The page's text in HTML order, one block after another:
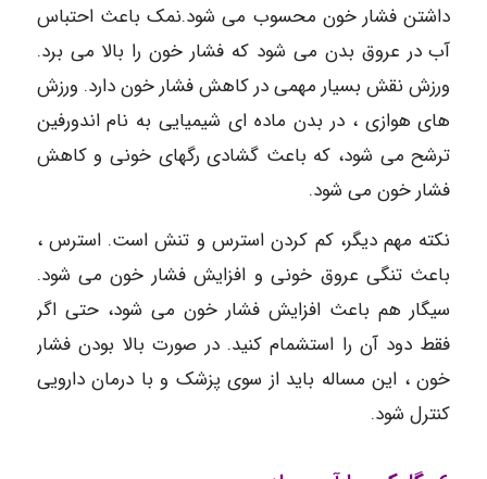
داشتن فشار خون محسوب می شود.نمک باعث احتباس
آب در عروق بدن می شود که فشار خون را بالا می برد.
ورزش نقش بسیار مهمی در کاهش فشار خون دارد. ورزش
های هوازی ، در بدن ماده ای شیمیایی به نام اندورفین
ترشح می شود، که باعث گشادی رگهای خونی و کاهش
فشار خون می شود.
نکته مهم دیگر، کم کردن استرس و تنش است. استرس ،
باعث تنگی عروق خونی و افزایش فشار خون می شود.
سیگار هم باعث افزایش فشار خون می شود، حتی اگر
فقط دود آن را استشمام کنید. در صورت بالا بودن فشار
خون ، این مساله باید از سوی پزشک و با درمان دارویی
کنترل شود.